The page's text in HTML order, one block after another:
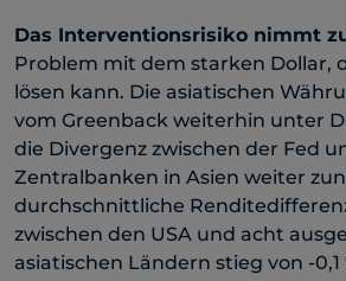
Das Interventionsrisiko nimmt
Problem mit dem starken Dollar,
lösen kann. Die asiatischen
vom Greenback weiterhin unter
die Divergenz zwischen der Fed
Zentralbanken in Asien weiter
durchschnittliche
zwischen den USA und acht
asiatischen Ländern stieg von -0,1